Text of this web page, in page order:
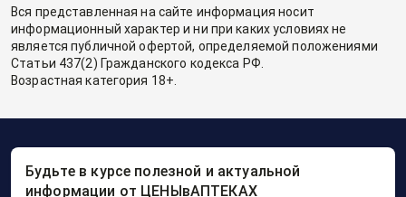
Вся представленная на сайте информация носит
информационный характер и ни при каких условиях не
является публичной офертой, определяемой положениями
Статьи 437(2) Гражданского кодекса РФ.
Возрастная категория 18+.
Будьте в курсе полезной и актуальной
информации от ЦЕНЫвАПТЕКАХ